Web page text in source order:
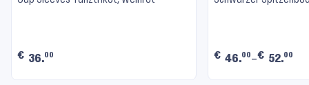
€ 36.00 € 46.00–€ 52.00